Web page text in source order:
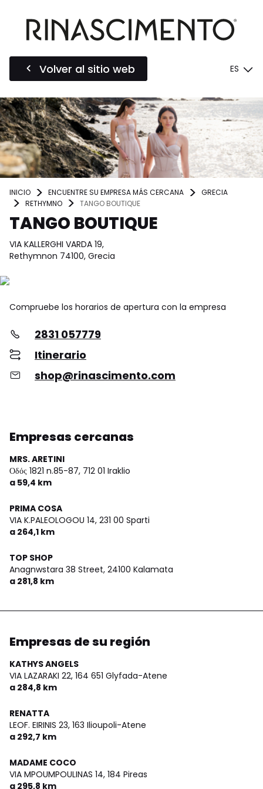
Volver al sitio web ES
INICIO ENCUENTRE SU EMPRESA MÁS CERCANA
GRECIA
RETHYMNO
TANGO BOUTIQUE
TANGO BOUTIQUE
VIA KALLERGHI VARDA 19,
Rethymnon 74100, Grecia
Compruebe los horarios de apertura con la empresa
2831 057779
Itinerario
shop@rinascimento.com
Empresas cercanas
MRS. ARETINI
Οδός 1821 n.85-87, 712 01 Iraklio
a 59,4 km
PRIMA COSA
VIA K.PALEOLOGOU 14, 231 00 Sparti
a 264,1 km
TOP SHOP
Anagnwstara 38 Street, 24100 Kalamata
a 281,8 km
Empresas de su región
KATHYS ANGELS
VIA LAZARAKI 22, 164 651 Glyfada-Atene
a 284,8 km
RENATTA
LEOF. EIRINIS 23, 163 Ilioupoli-Atene
a 292,7 km
MADAME COCO
VIA MPOUMPOULINAS 14, 184 Pireas
a 295,8 km